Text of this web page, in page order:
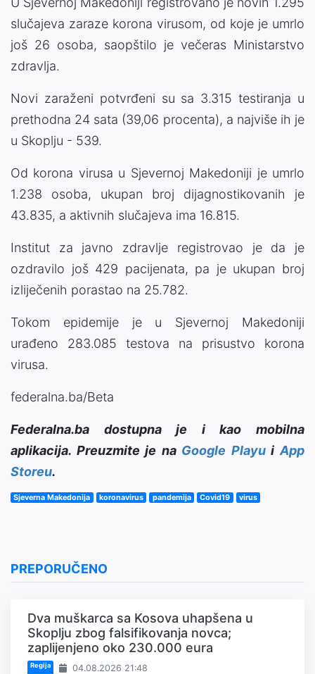
slučajeva zaraze korona virusom, od koje je umrlo
još 26 osoba, saopštilo je večeras Ministarstvo
zdravlja.
Novi zaraženi potvrđeni su sa 3.315 testiranja u
prethodna 24 sata (39,06 procenta), a najviše ih je
u Skoplju - 539.
Od korona virusa u Sjevernoj Makedoniji je umrlo
1.238 osoba, ukupan broj dijagnostikovanih je
43.835, a aktivnih slučajeva ima 16.815.
Institut za javno zdravlje registrovao je da je
ozdravilo još 429 pacijenata, pa je ukupan broj
izliječenih porastao na 25.782.
Tokom epidemije je u Sjevernoj Makedoniji
urađeno 283.085 testova na prisustvo korona
virusa.
federalna.ba/Beta
Federalna.ba dostupna je i kao mobilna
aplikacija. Preuzmite je na Google PlayuiApp
Storeu.
Sjeverna Makedonija koronavirus pandemija Covid19 virus
PREPORUČENO
Dva muškarca sa Kosova uhapšena u
Skoplju zbog falsifikovanja novca;
zaplijenjeno oko 230.000 eura
Regija 04.08.2026 21:48